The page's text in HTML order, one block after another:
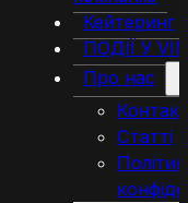
Кейтеринг
ПОДІЇ У
Про нас
Статті